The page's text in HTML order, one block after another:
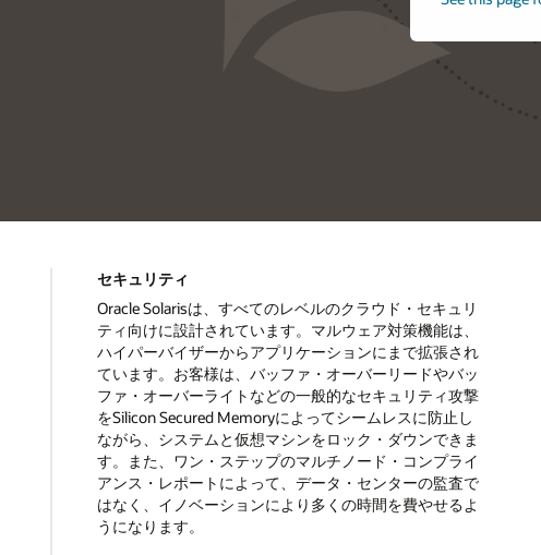
セキュリティ
Oracle Solarisは、すべてのレベルのクラウド・セキュリ
ティ向けに設計されています。マルウェア対策機能は、
ハイパーバイザーからアプリケーションにまで拡張され
ています。お客様は、バッファ・オーバーリードやバッ
ファ・オーバーライトなどの一般的なセキュリティ攻撃
をSilicon Secured Memoryによってシームレスに防止し
ながら、システムと仮想マシンをロック・ダウンできま
す。また、ワン・ステップのマルチノード・コンプライ
アンス・レポートによって、データ・センターの監査で
はなく、イノベーションにより多くの時間を費やせるよ
うになります。